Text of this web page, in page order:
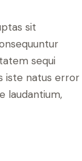
sit
sequi
iste natus error
laudantium,